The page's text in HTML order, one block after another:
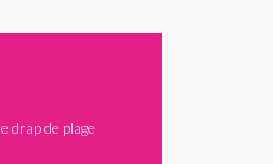
drap de plage